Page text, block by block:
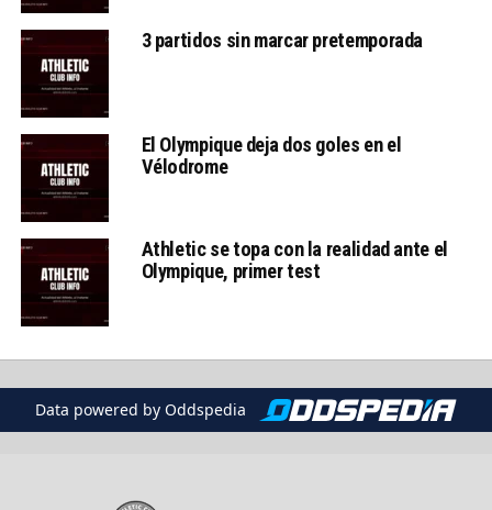
3 partidos sin marcar pretemporada
El Olympique deja dos goles en el
Vélodrome
Athletic se topa con la realidad ante el
Olympique, primer test
Data powered by Oddspedia